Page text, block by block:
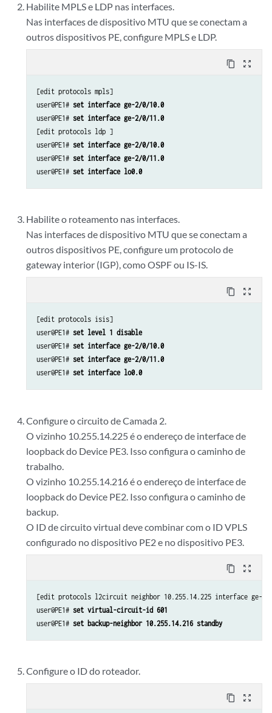
Habilite MPLS e LDP nas interfaces.
Nas interfaces de dispositivo MTU que se conectam a
outros dispositivos PE, configure MPLS e LDP.
content_copy zoom_out_map
[edit protocols mpls]
user@PE1# set interface ge-2/0/10.0
user@PE1# set interface ge-2/0/11.0
[edit protocols ldp ]
user@PE1# set interface ge-2/0/10.0
user@PE1# set interface ge-2/0/11.0
user@PE1# set interface lo0.0
Habilite o roteamento nas interfaces.
Nas interfaces de dispositivo MTU que se conectam a
outros dispositivos PE, configure um protocolo de
gateway interior (IGP), como OSPF ou IS-IS.
content_copy zoom_out_map
[edit protocols isis]
user@PE1# set level 1 disable
user@PE1# set interface ge-2/0/10.0
user@PE1# set interface ge-2/0/11.0
user@PE1# set interface lo0.0
Configure o circuito de Camada 2.
O vizinho 10.255.14.225 é o endereço de interface de
loopback do Device PE3. Isso configura o caminho de
trabalho.
O vizinho 10.255.14.216 é o endereço de interface de
loopback do Device PE2. Isso configura o caminho de
backup.
O ID de circuito virtual deve combinar com o ID VPLS
configurado no dispositivo PE2 e no dispositivo PE3.
content_copy zoom_out_map
[edit protocols l2circuit neighbor 10.255.14.225 interface ge-
user@PE1# set virtual-circuit-id 601
user@PE1# set backup-neighbor 10.255.14.216 standby
Configure o ID do roteador.
content_copy zoom_out_map